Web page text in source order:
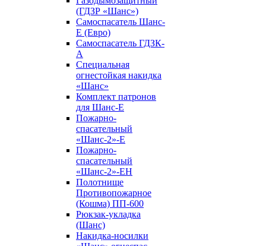
(ГДЗР «Шанс»)
Самоспасатель Шанс-
Е (Евро)
Самоспасатель ГДЗК-
А
Специальная
огнестойкая накидка
«Шанс»
Комплект патронов
для Шанс-Е
Пожарно-
спасательный
«Шанс-2»-Е
Пожарно-
спасательный
«Шанс-2»-ЕН
Полотнище
Противопожарное
(Кошма) ПП-600
Рюкзак-укладка
(Шанс)
Накидка-носилки